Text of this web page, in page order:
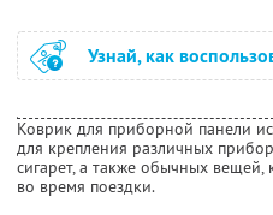
Узнай, как
Коврик для приборной панели
для крепления различных
сигарет, а также обычных вещей,
во время поездки.